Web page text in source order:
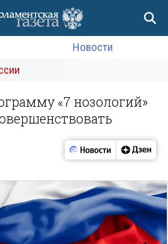
Новости
«7 нозологий»